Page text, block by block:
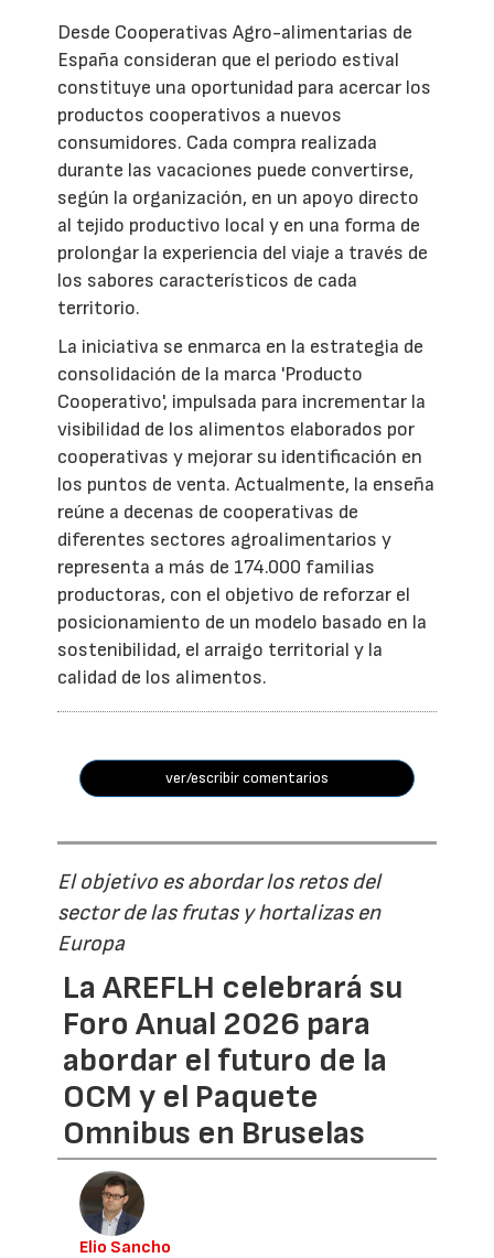
Desde Cooperativas Agro-alimentarias de
España consideran que el periodo estival
constituye una oportunidad para acercar los
productos cooperativos a nuevos
consumidores. Cada compra realizada
durante las vacaciones puede convertirse,
según la organización, en un apoyo directo
al tejido productivo local y en una forma de
prolongar la experiencia del viaje a través de
los sabores característicos de cada
territorio.
La iniciativa se enmarca en la estrategia de
consolidación de la marca 'Producto
Cooperativo', impulsada para incrementar la
visibilidad de los alimentos elaborados por
cooperativas y mejorar su identificación en
los puntos de venta. Actualmente, la enseña
reúne a decenas de cooperativas de
diferentes sectores agroalimentarios y
representa a más de 174.000 familias
productoras, con el objetivo de reforzar el
posicionamiento de un modelo basado en la
sostenibilidad, el arraigo territorial y la
calidad de los alimentos.
ver/escribir comentarios
El objetivo es abordar los retos del
sector de las frutas y hortalizas en
Europa
La AREFLH celebrará su
Foro Anual 2026 para
abordar el futuro de la
OCM y el Paquete
Omnibus en Bruselas
Elio Sancho